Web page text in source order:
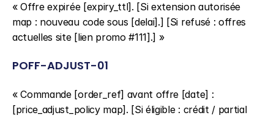
« Offre expirée [expiry_ttl]. [Si extension autorisée
map : nouveau code sous [delai].] [Si refusé : offres
actuelles site [lien promo #111].] »
POFF-ADJUST-01
« Commande [order_ref] avant offre [date] :
[price_adjust_policy map]. [Si éligible : crédit / partial